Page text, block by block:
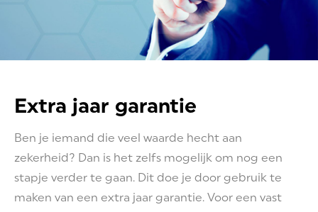
Extra jaar garantie
Ben je iemand die veel waarde hecht aan
zekerheid? Dan is het zelfs mogelijk om nog een
stapje verder te gaan. Dit doe je door gebruik te
maken van een extra jaar garantie. Voor een vast